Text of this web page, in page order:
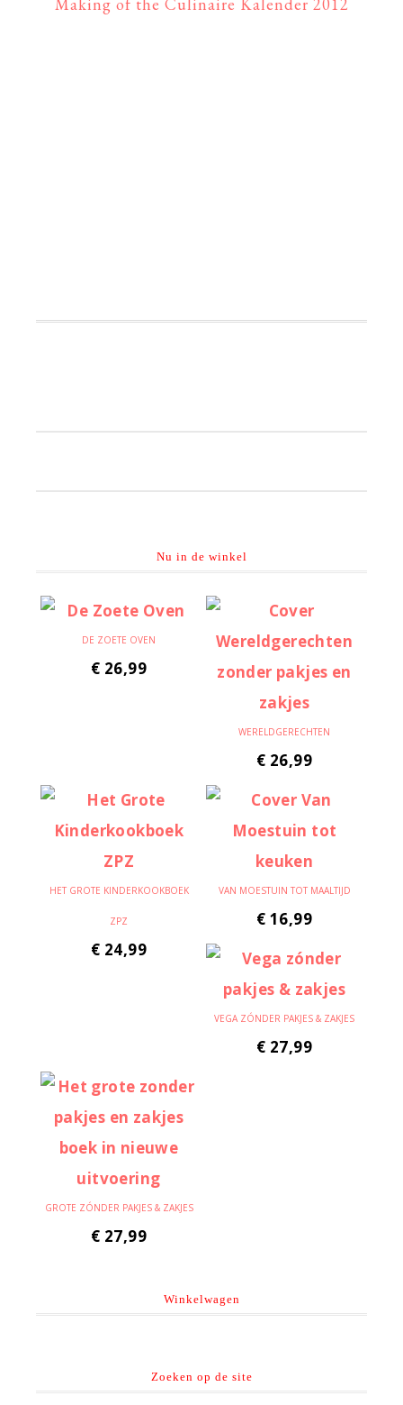
Nu in de winkel
DE ZOETE OVEN
€ 26,99
WERELDGERECHTEN
€ 26,99
HET GROTE KINDERKOOKBOEK
ZPZ
€ 24,99
VAN MOESTUIN TOT MAALTIJD
€ 16,99
VEGA ZÓNDER PAKJES & ZAKJES
€ 27,99
GROTE ZÓNDER PAKJES & ZAKJES
€ 27,99
Winkelwagen
Zoeken op de site